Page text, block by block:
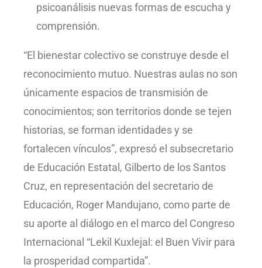
psicoanálisis nuevas formas de escucha y
comprensión.
“El bienestar colectivo se construye desde el
reconocimiento mutuo. Nuestras aulas no son
únicamente espacios de transmisión de
conocimientos; son territorios donde se tejen
historias, se forman identidades y se
fortalecen vínculos”, expresó el subsecretario
de Educación Estatal, Gilberto de los Santos
Cruz, en representación del secretario de
Educación, Roger Mandujano, como parte de
su aporte al diálogo en el marco del Congreso
Internacional “Lekil Kuxlejal: el Buen Vivir para
la prosperidad compartida”.